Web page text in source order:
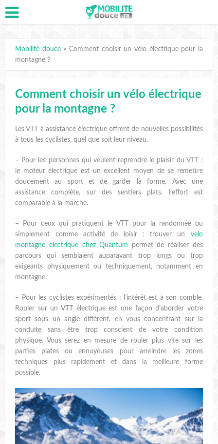
Mobilité douce»Comment choisir un vélo électrique pour la
montagne ?
Comment choisir un vélo électrique
pour la montagne ?
Les VTT à assistance électrique offrent de nouvelles possibilités
à tous les cyclistes, quel que soit leur niveau.
– Pour les personnes qui veulent reprendre le plaisir du VTT :
le moteur électrique est un excellent moyen de se remettre
doucement au sport et de garder la forme. Avec une
assistance complète, sur des sentiers plats, l’effort est
comparable à la marche.
– Pour ceux qui pratiquent le VTT pour la randonnée ou
simplement comme activité de loisir : trouver un velo
montagne electrique chez Quantum permet de réaliser des
parcours qui semblaient auparavant trop longs ou trop
exigeants physiquement ou techniquement, notamment en
montagne.
– Pour les cyclistes expérimentés : l’intérêt est à son comble.
Rouler sur un VTT électrique est une façon d’aborder votre
sport sous un angle différent, en vous concentrant sur la
conduite sans être trop conscient de votre condition
physique. Vous serez en mesure de rouler plus vite sur les
parties plates ou ennuyeuses pour atteindre les zones
techniques plus rapidement et dans la meilleure forme
possible.